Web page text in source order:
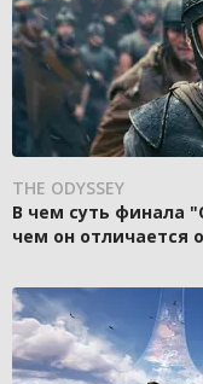
THE ODYSSEY
В чем суть финала
чем он отличается